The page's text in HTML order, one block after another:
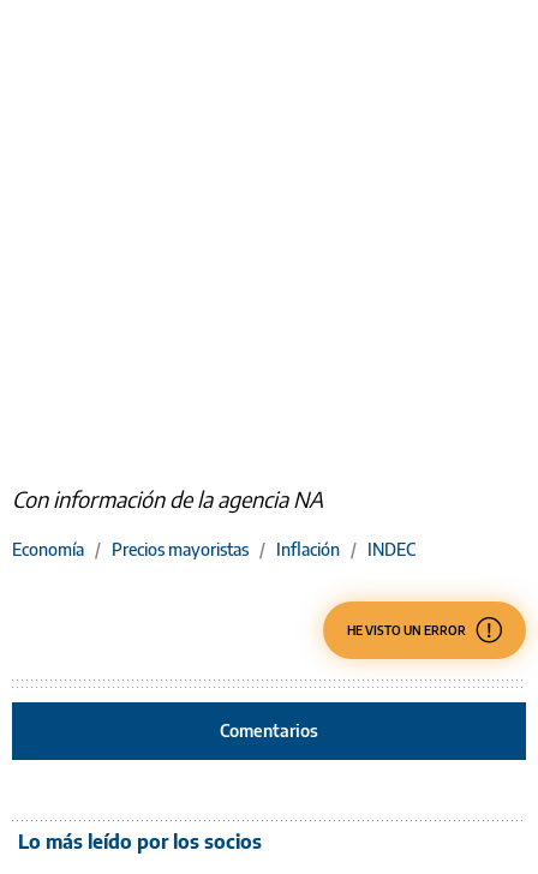
Con información de la agencia NA
Economía / Precios mayoristas / Inflación / INDEC
HE VISTO UN ERROR
Comentarios
Lo más leído por los socios